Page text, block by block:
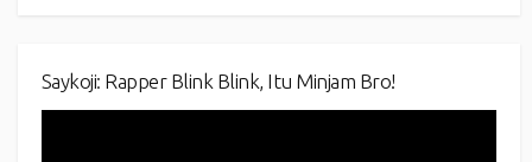
Saykoji: Rapper Blink Blink, Itu Minjam Bro!